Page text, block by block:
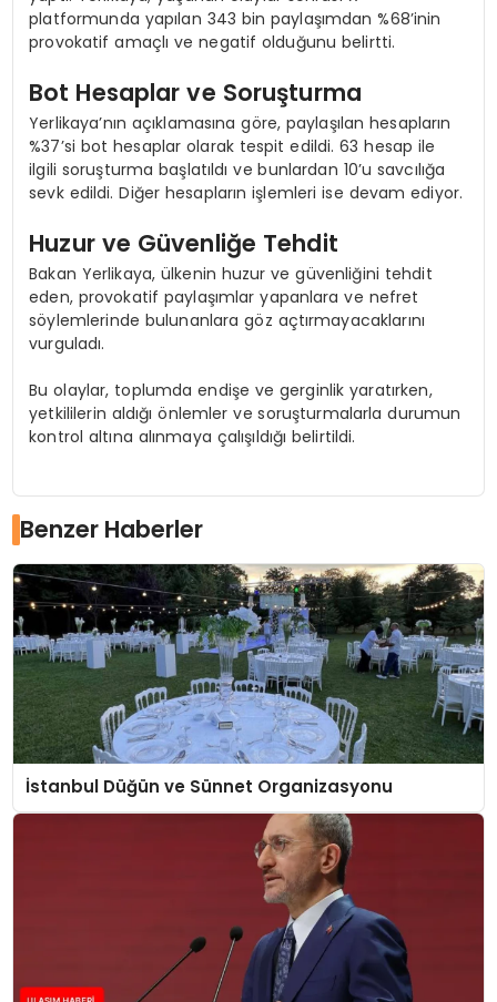
platformunda yapılan 343 bin paylaşımdan %68’inin
provokatif amaçlı ve negatif olduğunu belirtti.
Bot Hesaplar ve Soruşturma
Yerlikaya’nın açıklamasına göre, paylaşılan hesapların
%37’si bot hesaplar olarak tespit edildi. 63 hesap ile
ilgili soruşturma başlatıldı ve bunlardan 10’u savcılığa
sevk edildi. Diğer hesapların işlemleri ise devam ediyor.
Huzur ve Güvenliğe Tehdit
Bakan Yerlikaya, ülkenin huzur ve güvenliğini tehdit
eden, provokatif paylaşımlar yapanlara ve nefret
söylemlerinde bulunanlara göz açtırmayacaklarını
vurguladı.
Bu olaylar, toplumda endişe ve gerginlik yaratırken,
yetkililerin aldığı önlemler ve soruşturmalarla durumun
kontrol altına alınmaya çalışıldığı belirtildi.
Benzer Haberler
İstanbul Düğün ve Sünnet Organizasyonu